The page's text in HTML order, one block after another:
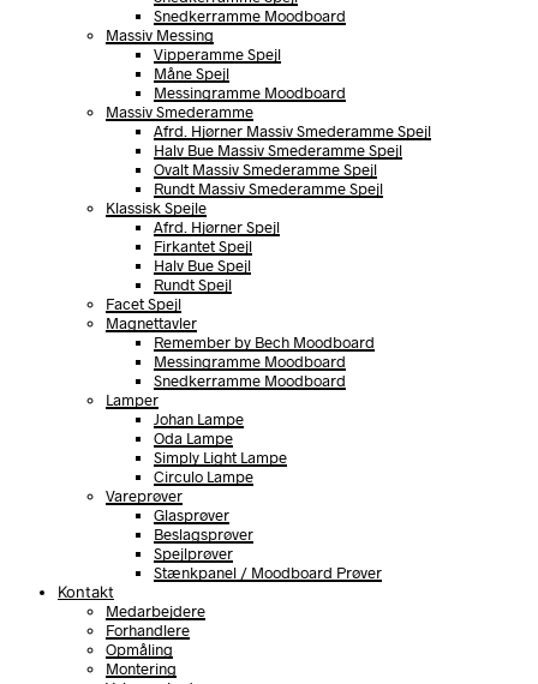
Snedkerramme Moodboard
Massiv Messing
Vipperamme Spejl
Måne Spejl
Messingramme Moodboard
Massiv Smederamme
Afrd. Hjørner Massiv Smederamme Spejl
Halv Bue Massiv Smederamme Spejl
Ovalt Massiv Smederamme Spejl
Rundt Massiv Smederamme Spejl
Klassisk Spejle
Afrd. Hjørner Spejl
Firkantet Spejl
Halv Bue Spejl
Rundt Spejl
Facet Spejl
Magnettavler
Remember by Bech Moodboard
Messingramme Moodboard
Snedkerramme Moodboard
Lamper
Johan Lampe
Oda Lampe
Simply Light Lampe
Circulo Lampe
Vareprøver
Glasprøver
Beslagsprøver
Spejlprøver
Stænkpanel / Moodboard Prøver
Kontakt
Medarbejdere
Forhandlere
Opmåling
Montering